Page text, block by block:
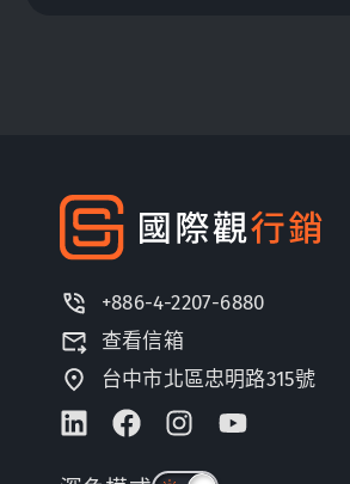
+886-4-2207-6880
查看信箱
台中市北區忠明路315號